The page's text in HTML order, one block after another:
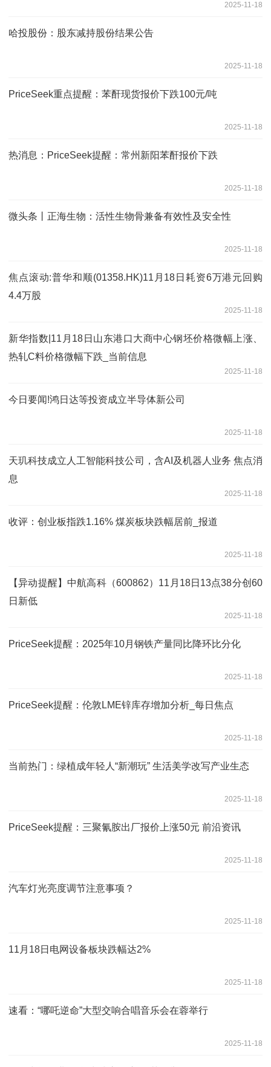
2025-11-18
哈投股份：股东减持股份结果公告
2025-11-18
PriceSeek重点提醒：苯酐现货报价下跌100元/吨
2025-11-18
热消息：PriceSeek提醒：常州新阳苯酐报价下跌
2025-11-18
微头条丨正海生物：活性生物骨兼备有效性及安全性
2025-11-18
焦点滚动:普华和顺(01358.HK)11月18日耗资6万港元回购
4.4万股
2025-11-18
新华指数|11月18日山东港口大商中心钢坯价格微幅上涨、
热轧C料价格微幅下跌_当前信息
2025-11-18
今日要闻!鸿日达等投资成立半导体新公司
2025-11-18
天玑科技成立人工智能科技公司，含AI及机器人业务 焦点消
息
2025-11-18
收评：创业板指跌1.16% 煤炭板块跌幅居前_报道
2025-11-18
【异动提醒】中航高科（600862）11月18日13点38分创60
日新低
2025-11-18
PriceSeek提醒：2025年10月钢铁产量同比降环比分化
2025-11-18
PriceSeek提醒：伦敦LME锌库存增加分析_每日焦点
2025-11-18
当前热门：绿植成年轻人“新潮玩” 生活美学改写产业生态
2025-11-18
PriceSeek提醒：三聚氰胺出厂报价上涨50元 前沿资讯
2025-11-18
汽车灯光亮度调节注意事项？
2025-11-18
11月18日电网设备板块跌幅达2%
2025-11-18
速看：“哪吒逆命”大型交响合唱音乐会在蓉举行
2025-11-18